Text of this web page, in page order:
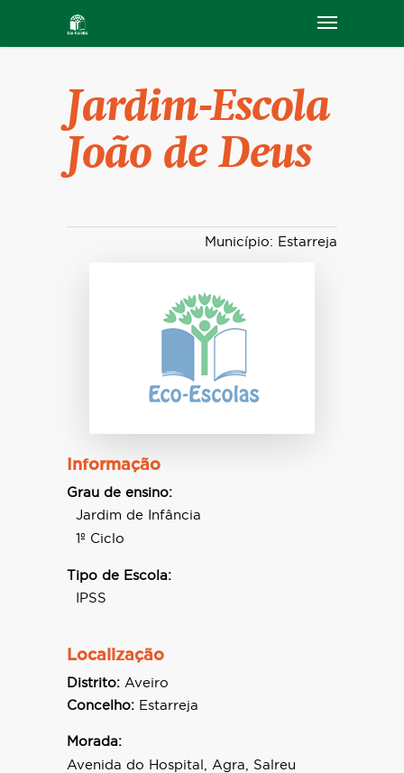
Jardim-Escola
João de Deus
Município: Estarreja
Informação
Grau de ensino:
Jardim de Infância
1º Ciclo
Tipo de Escola:
IPSS
Localização
Distrito: Aveiro
Concelho: Estarreja
Morada:
Avenida do Hospital, Agra, Salreu